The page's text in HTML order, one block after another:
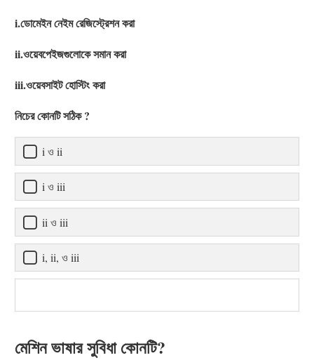
i.ডোমেইন নেইম রেজিস্ট্রেশন করা
ii.ওয়েবপেইজগুলোকে সমান করা
iii.ওয়েবসাইট হোস্টিং করা
নিচের কোনটি সঠিক ?
i ও ii
i ও iii
ii ও iii
i, ii, ও iii
মেশিন ভাষার সুবিধা কোনটি?